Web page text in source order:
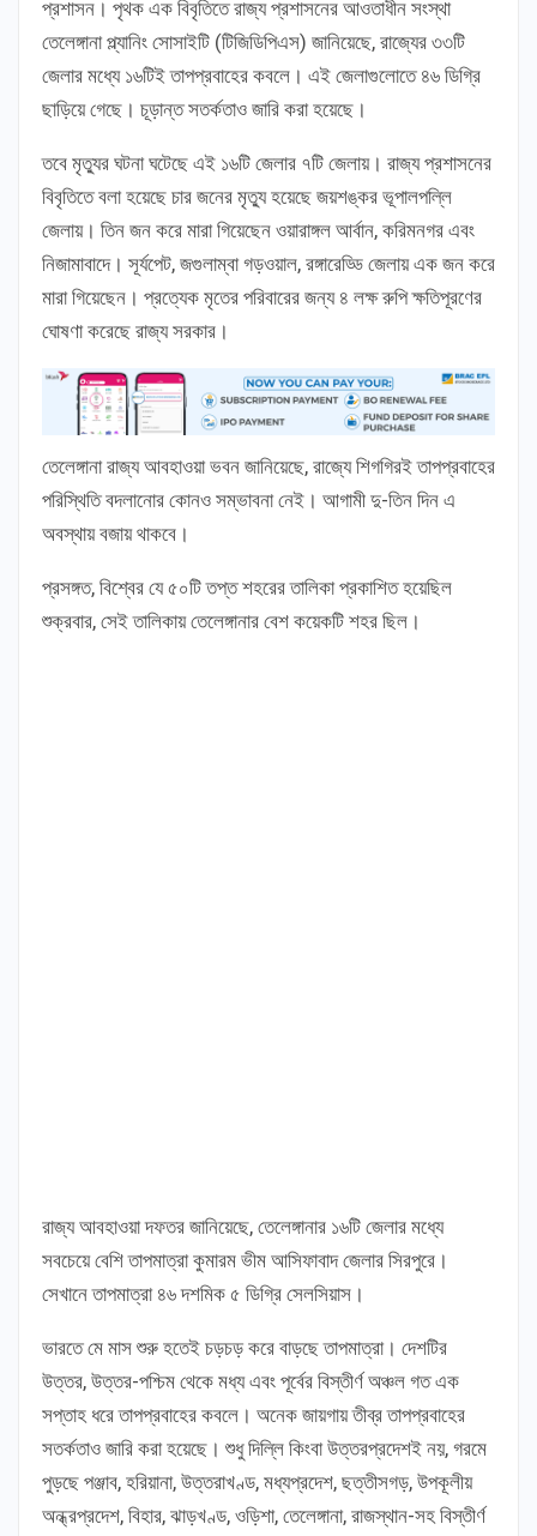
প্রশাসন। পৃথক এক বিবৃতিতে রাজ্য প্রশাসনের আওতাধীন সংস্থা
তেলেঙ্গানা প্ল্যানিং সোসাইটি (টিজিডিপিএস) জানিয়েছে, রাজ্যের ৩৩টি
জেলার মধ্যে ১৬টিই তাপপ্রবাহের কবলে। এই জেলাগুলোতে ৪৬ ডিগ্রি
ছাড়িয়ে গেছে। চূড়ান্ত সতর্কতাও জারি করা হয়েছে।
তবে মৃত্যুর ঘটনা ঘটেছে এই ১৬টি জেলার ৭টি জেলায়। রাজ্য প্রশাসনের
বিবৃতিতে বলা হয়েছে চার জনের মৃত্যু হয়েছে জয়শঙ্কর ভূপালপল্লি
জেলায়। তিন জন করে মারা গিয়েছেন ওয়ারাঙ্গল আর্বান, করিমনগর এবং
নিজামাবাদে। সূর্যপেট, জগুলাম্বা গড়ওয়াল, রঙ্গারেড্ডি জেলায় এক জন করে
মারা গিয়েছেন। প্রত্যেক মৃতের পরিবারের জন্য ৪ লক্ষ রুপি ক্ষতিপূরণের
ঘোষণা করেছে রাজ্য সরকার।
তেলেঙ্গানা রাজ্য আবহাওয়া ভবন জানিয়েছে, রাজ্যে শিগগিরই তাপপ্রবাহের
পরিস্থিতি বদলানোর কোনও সম্ভাবনা নেই। আগামী দু-তিন দিন এ
অবস্থায় বজায় থাকবে।
প্রসঙ্গত, বিশ্বের যে ৫০টি তপ্ত শহরের তালিকা প্রকাশিত হয়েছিল
শুক্রবার, সেই তালিকায় তেলেঙ্গানার বেশ কয়েকটি শহর ছিল।
রাজ্য আবহাওয়া দফতর জানিয়েছে, তেলেঙ্গানার ১৬টি জেলার মধ্যে
সবচেয়ে বেশি তাপমাত্রা কুমারম ভীম আসিফাবাদ জেলার সিরপুরে।
সেখানে তাপমাত্রা ৪৬ দশমিক ৫ ডিগ্রি সেলসিয়াস।
ভারতে মে মাস শুরু হতেই চড়চড় করে বাড়ছে তাপমাত্রা। দেশটির
উত্তর, উত্তর-পশ্চিম থেকে মধ্য এবং পূর্বের বিস্তীর্ণ অঞ্চল গত এক
সপ্তাহ ধরে তাপপ্রবাহের কবলে। অনেক জায়গায় তীব্র তাপপ্রবাহের
সতর্কতাও জারি করা হয়েছে। শুধু দিল্লি কিংবা উত্তরপ্রদেশই নয়, গরমে
পুড়ছে পঞ্জাব, হরিয়ানা, উত্তরাখণ্ড, মধ্যপ্রদেশ, ছত্তীসগড়, উপকূলীয়
অন্ধ্রপ্রদেশ, বিহার, ঝাড়খণ্ড, ওড়িশা, তেলেঙ্গানা, রাজস্থান-সহ বিস্তীর্ণ